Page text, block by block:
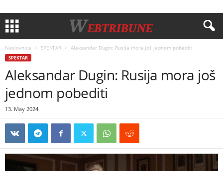
Naslovnica SPEKTAR Aleksandar Dugin: Rusija mora još jednom pobediti
SPEKTAR
Aleksandar Dugin: Rusija mora još
jednom pobediti
13. May 2024.